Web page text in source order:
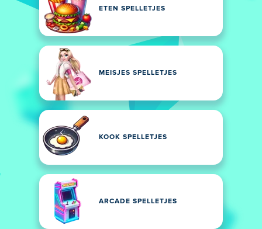
ETEN SPELLETJES
MEISJES SPELLETJES
KOOK SPELLETJES
ARCADE SPELLETJES